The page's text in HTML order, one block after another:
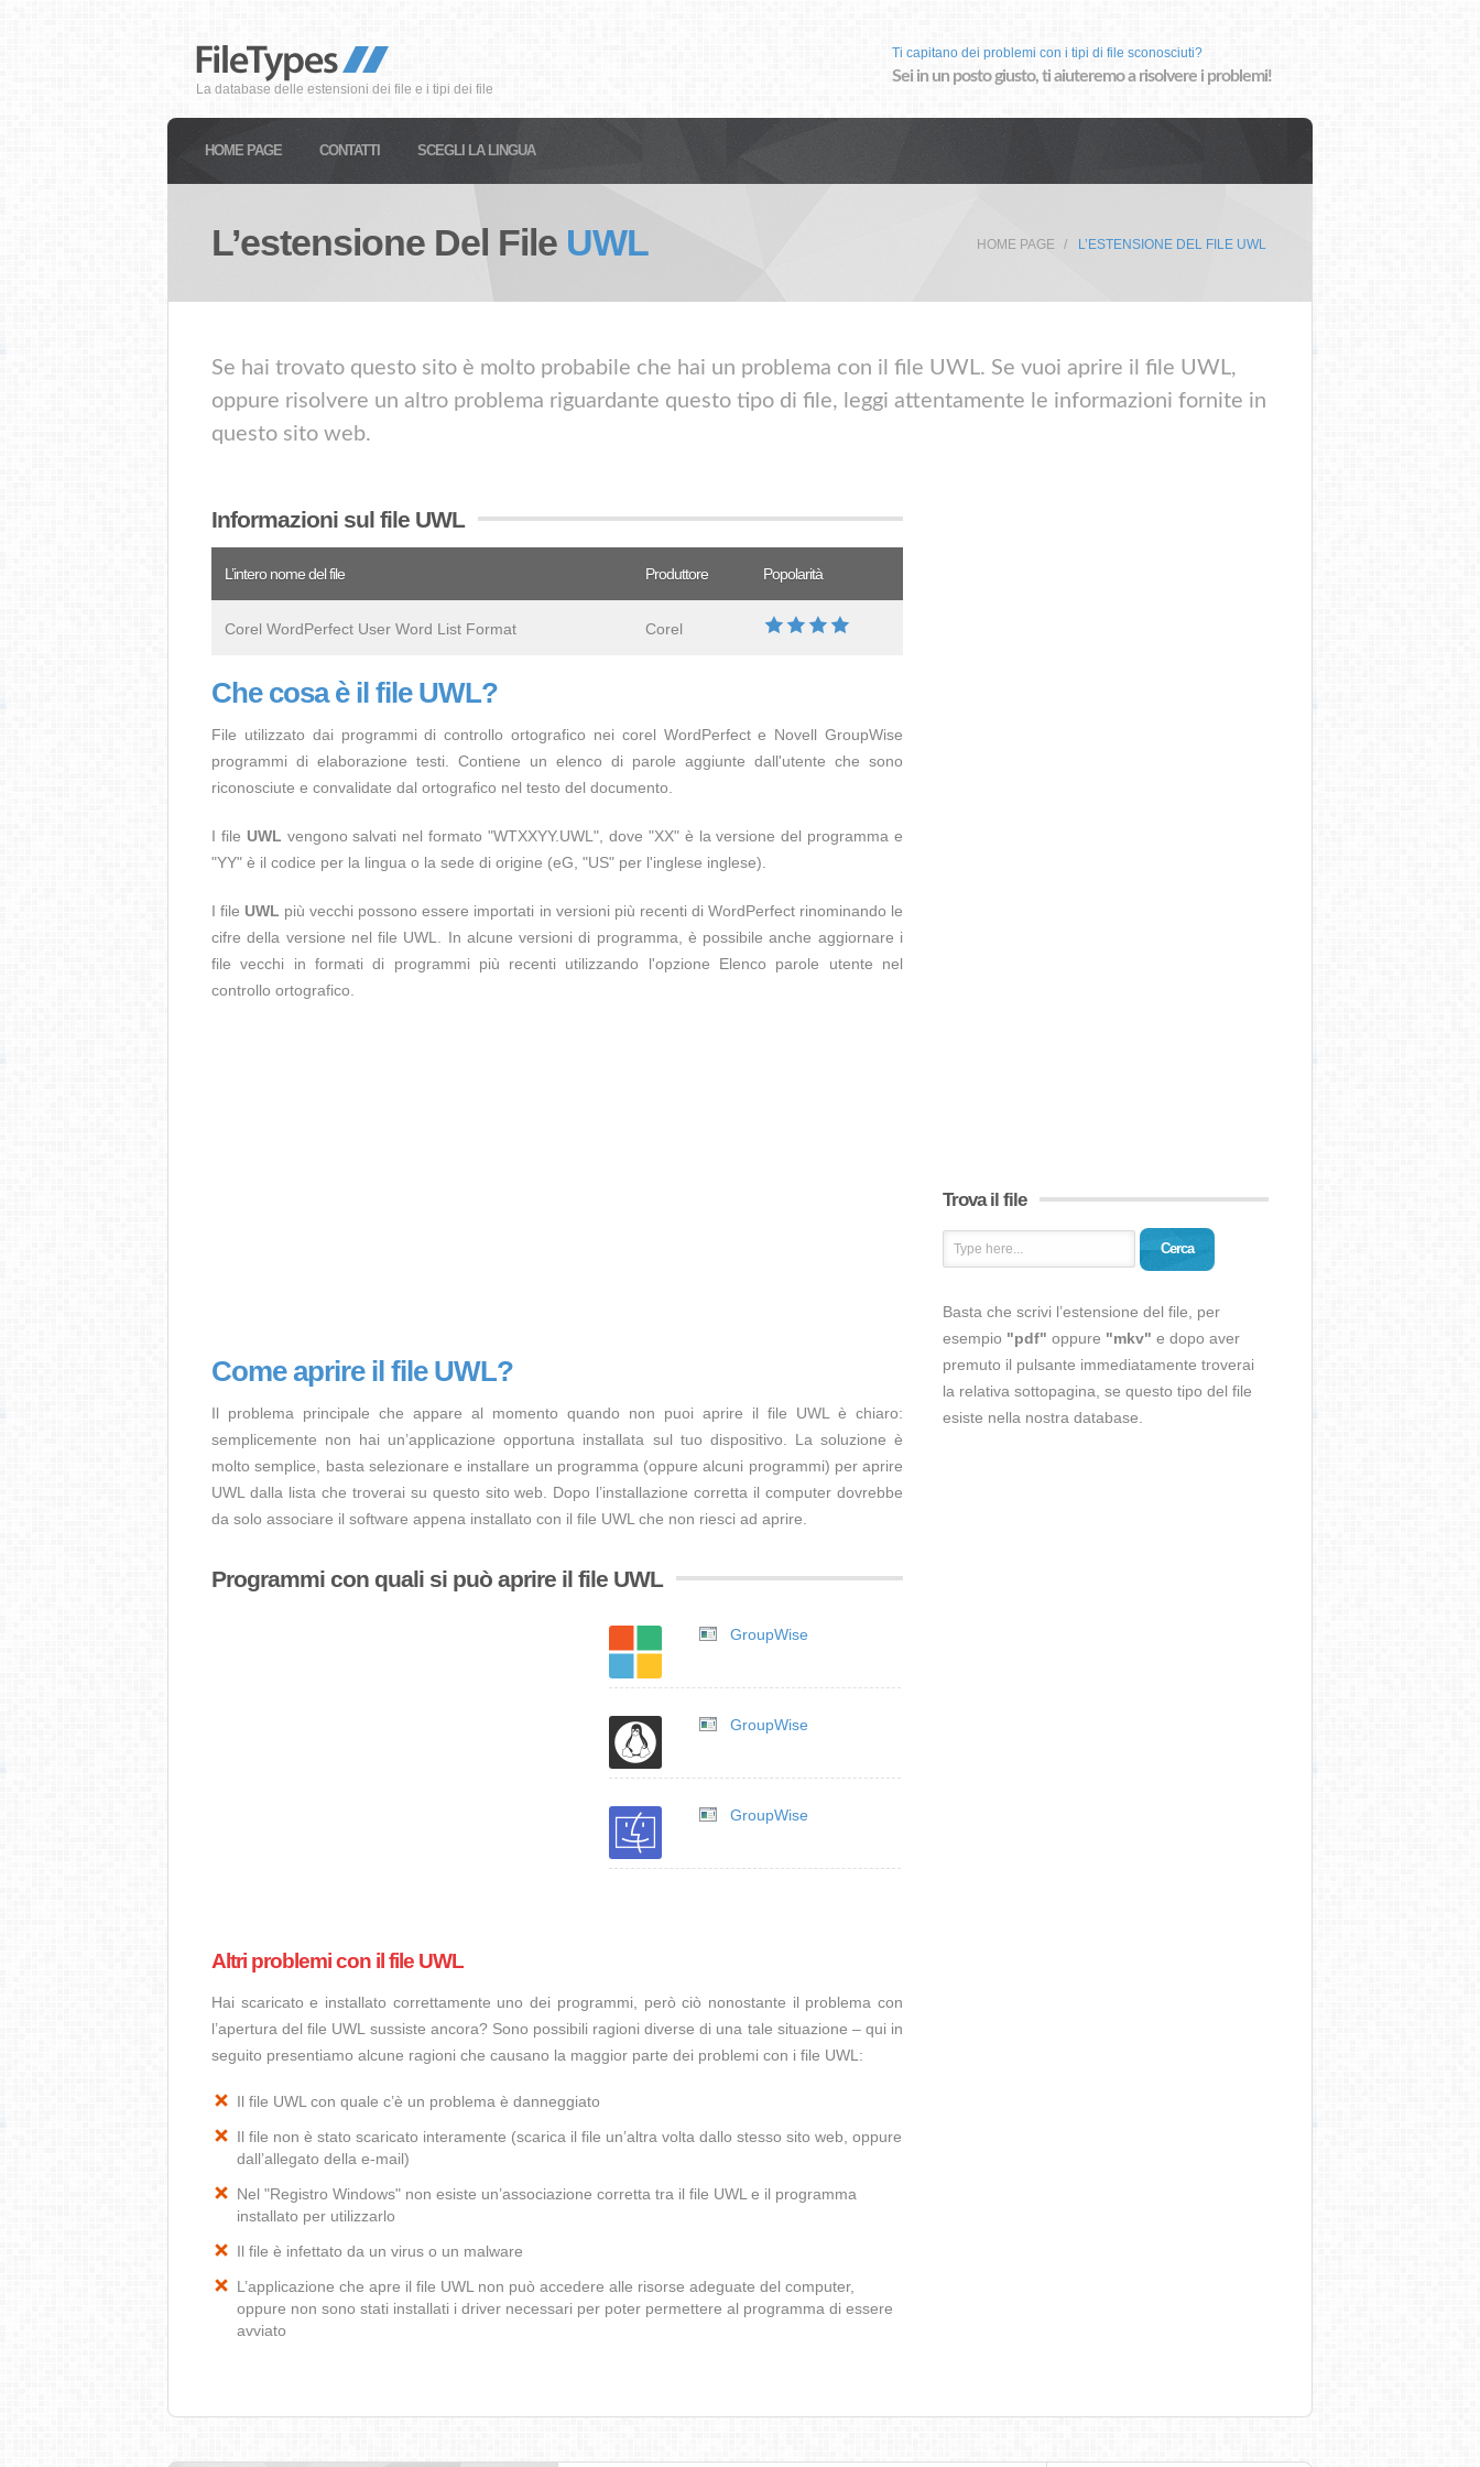
La database delle estensioni dei file e i tipi dei file
Ti capitano dei problemi con i tipi di file sconosciuti?
Sei in un posto giusto, ti aiuteremo a risolvere i problemi!
HOME PAGE CONTATTI SCEGLI LA LINGUA
L’estensione Del File UWL HOME PAGE L’ESTENSIONE DEL FILE UWL
Se hai trovato questo sito è molto probabile che hai un problema con il file UWL. Se vuoi aprire il file UWL,
oppure risolvere un altro problema riguardante questo tipo di file, leggi attentamente le informazioni fornite in
questo sito web.
Informazioni sul file UWL
L’intero nome del file Produttore Popolarità
Corel WordPerfect User Word List Format Corel
Che cosa è il file UWL?
File utilizzato dai programmi di controllo ortografico nei corel WordPerfect e Novell GroupWise
programmi di elaborazione testi. Contiene un elenco di parole aggiunte dall'utente che sono
riconosciute e convalidate dal ortografico nel testo del documento.
I file UWL vengono salvati nel formato "WTXXYY.UWL", dove "XX" è la versione del programma e
"YY" è il codice per la lingua o la sede di origine (eG, "US" per l'inglese inglese).
I file UWL più vecchi possono essere importati in versioni più recenti di WordPerfect rinominando le
cifre della versione nel file UWL. In alcune versioni di programma, è possibile anche aggiornare i
file vecchi in formati di programmi più recenti utilizzando l'opzione Elenco parole utente nel
controllo ortografico.
Come aprire il file UWL?
Il problema principale che appare al momento quando non puoi aprire il file UWL è chiaro:
semplicemente non hai un’applicazione opportuna installata sul tuo dispositivo. La soluzione è
molto semplice, basta selezionare e installare un programma (oppure alcuni programmi) per aprire
UWL dalla lista che troverai su questo sito web. Dopo l’installazione corretta il computer dovrebbe
da solo associare il software appena installato con il file UWL che non riesci ad aprire.
Programmi con quali si può aprire il file UWL
GroupWise
GroupWise
GroupWise
Altri problemi con il file UWL
Hai scaricato e installato correttamente uno dei programmi, però ciò nonostante il problema con
l’apertura del file UWL sussiste ancora? Sono possibili ragioni diverse di una tale situazione – qui in
seguito presentiamo alcune ragioni che causano la maggior parte dei problemi con i file UWL:
Il file UWL con quale c’è un problema è danneggiato
Il file non è stato scaricato interamente (scarica il file un’altra volta dallo stesso sito web, oppure
dall’allegato della e-mail)
Nel "Registro Windows" non esiste un’associazione corretta tra il file UWL e il programma
installato per utilizzarlo
Il file è infettato da un virus o un malware
L’applicazione che apre il file UWL non può accedere alle risorse adeguate del computer,
oppure non sono stati installati i driver necessari per poter permettere al programma di essere
avviato
Trova il file
Cerca
Basta che scrivi l’estensione del file, per
esempio "pdf" oppure "mkv" e dopo aver
premuto il pulsante immediatamente troverai
la relativa sottopagina, se questo tipo del file
esiste nella nostra database.